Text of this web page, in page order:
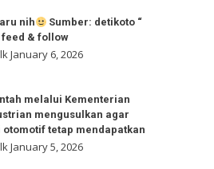
nih
Sumber: detikoto “
feed & follow
January 6, 2026
melalui Kementerian
mengusulkan agar
tetap mendapatkan
January 5, 2026